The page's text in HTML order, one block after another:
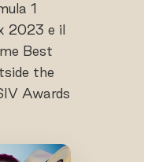
1
2023 e il
Best
the
Awards